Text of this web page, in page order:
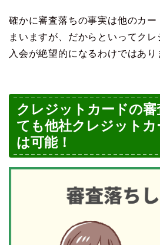
確かに審査落ちの事実は他のカー
まいますが、だからといってク
入会が絶望的になるわけではあり
クレジットカードの
ても他社クレジット
は可能！